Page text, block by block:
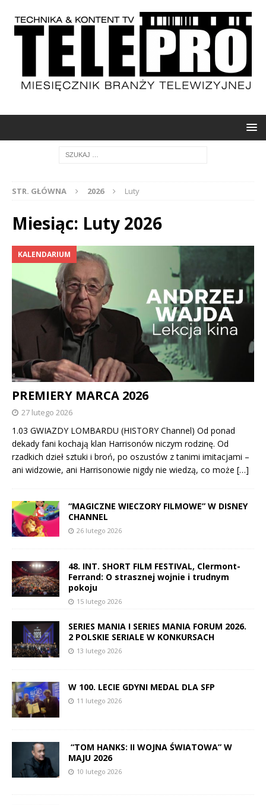
STR. GŁÓWNA 2026 Luty
Miesiąc: Luty 2026
KALENDARIUM
PREMIERY MARCA 2026
27 lutego 2026
1.03 GWIAZDY LOMBARDU (HISTORY Channel) Od ponad
dekady fani kochają klan Harrisonów niczym rodzinę. Od
rzadkich dzieł sztuki i broń, po oszustów z tanimi imitacjami –
ani widzowie, ani Harrisonowie nigdy nie wiedzą, co może […]
“MAGICZNE WIECZORY FILMOWE” W DISNEY
CHANNEL
26 lutego 2026
48. INT. SHORT FILM FESTIVAL, Clermont-
Ferrand: O strasznej wojnie i trudnym
pokoju
15 lutego 2026
SERIES MANIA I SERIES MANIA FORUM 2026.
2 POLSKIE SERIALE W KONKURSACH
13 lutego 2026
W 100. LECIE GDYNI MEDAL DLA SFP
11 lutego 2026
“TOM HANKS: II WOJNA ŚWIATOWA” W
MAJU 2026
10 lutego 2026